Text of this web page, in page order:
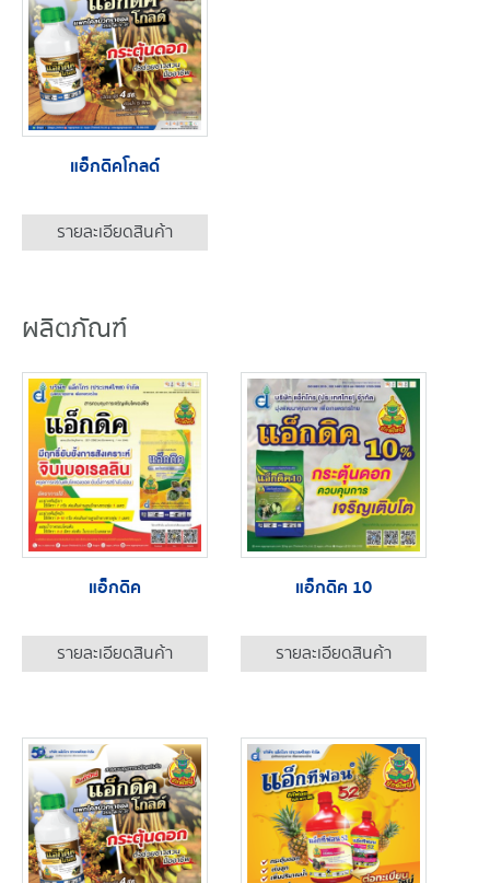
แอ็กดิคโกลด์
รายละเอียดสินค้า
ผลิตภัณฑ์
แอ็กดิค
รายละเอียดสินค้า
แอ็กดิค 10
รายละเอียดสินค้า